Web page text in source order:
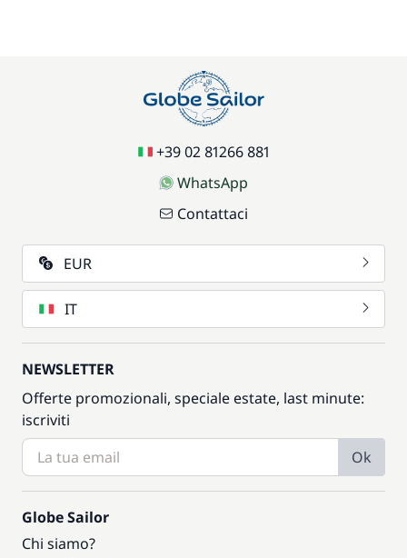
+39 02 81266 881
WhatsApp
Contattaci
EUR
IT
NEWSLETTER
Offerte promozionali, speciale estate, last minute:
iscriviti
Ok
Globe Sailor
Chi siamo?